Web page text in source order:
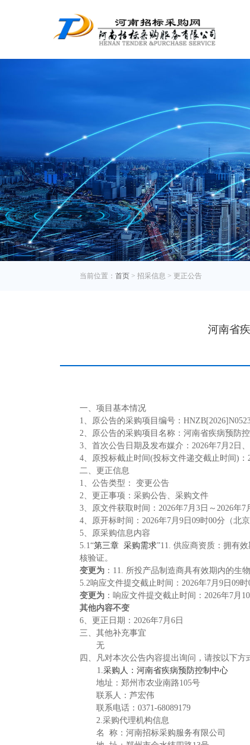
当前位置：首页 > 招采信息 >更正公告
河南省
一、项目基本情况
1、原公告的采购项目编号：HNZB[2026]N
2、原公告的采购项目名称：河南省疾病预防
3、首次公告日期及发布媒介 ：2026年7月2 日 、
4、原投标截止时间(投标文件递交截止时间) ：
二、更正信息
1、公告类型 ：
变更公告
2、更正事项：采购公告、采购文件
3、原文件获取时间：2026年7月3 日 ～2026年7
4、原开标时间：2026年7月9 日09时00分 （北
5、原采购信息内容
5.1“第三章 采购需求”11.供应商资质：拥有
核验证。
变更为 ： 11. 所投产品制造商具有效期内的生
5.2响应文件提交截止时间：2026年7月9 日09时
变更为 ：响应文件提交截止时间：2026年7月 10
其他内容不变
6、更正日期 ：2026年7月6 日
三、其他补充事宜
无
四、凡对本次公告内容提出询问，请按以下方
1.采购人： 河南省疾病预防控制中心
地址：郑州市农业南路105号
联系人：芦宏伟
联系电话 ：0371-68089179
2.采购代理机构信息
名
称：河南招标采购服务有限公司